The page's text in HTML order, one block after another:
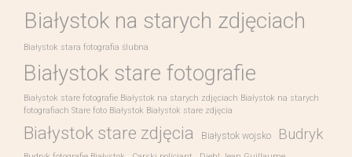
Białystok na starych zdjęciach
Białystok stara fotografia ślubna
Białystok stare fotografie
Białystok stare fotografie Białystok na starych zdjęciach Białystok na starych
fotografiach Stare foto Białystok Białystok stare zdjęcia
Białystok stare zdjęcia Białystok wojsko Budryk